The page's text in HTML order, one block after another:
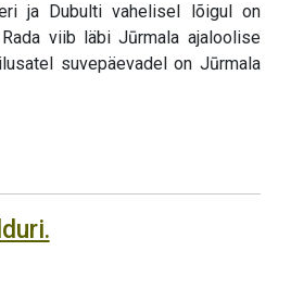
ja Dubulti vahelisel lõigul on
viib läbi Jūrmala ajaloolise
suvepäevadel on Jūrmala